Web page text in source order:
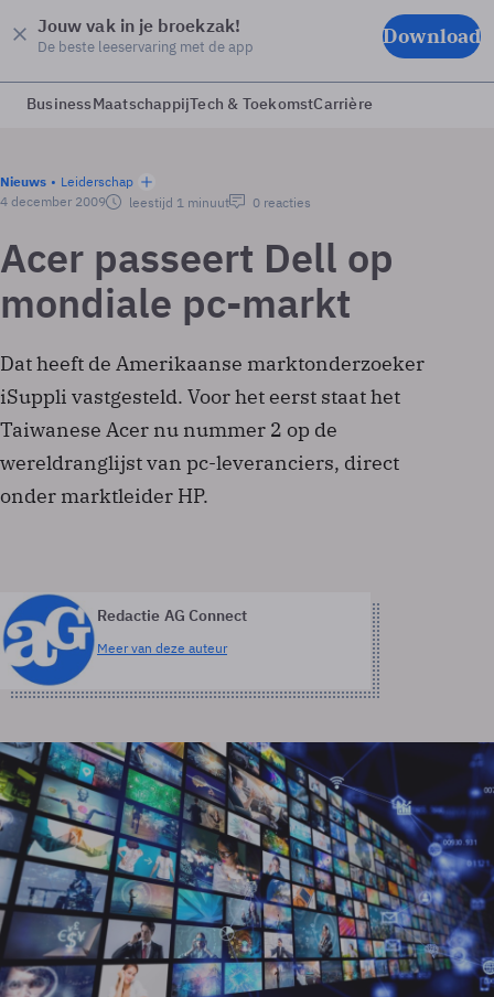
Jouw vak in je broekzak!
De beste leeservaring met de app Download
BusinessMaatschappijTech & ToekomstCarrière
Nieuws
Leiderschap
4 december 2009
leestijd 1 minuut 0 reacties
Acer passeert Dell op
mondiale pc-markt
Dat heeft de Amerikaanse marktonderzoeker
iSuppli vastgesteld. Voor het eerst staat het
Taiwanese Acer nu nummer 2 op de
wereldranglijst van pc-leveranciers, direct
onder marktleider HP.
Redactie AG Connect
Meer van deze auteur